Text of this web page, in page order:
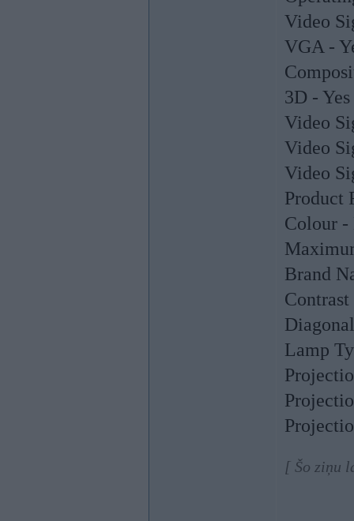
Video
VGA -
3D - Yes
Video
Video
Video
Product
Colour -
Brand
Lamp
[ Šo ziņu